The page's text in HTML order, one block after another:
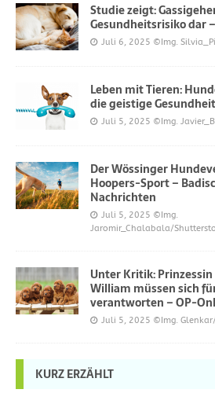
Studie zeigt:
Gesundheitsrisiko dar
Juli 6, 2025 ©Img.
Leben mit Tieren:
die geistige
Juli 5, 2025 ©Img.
Der Wössinger
Hoopers-Sport –
Nachrichten
Juli 5, 2025 ©Img.
Jaromir_Chalabala/
Unter Kritik:
William müssen sich
verantworten – OP-
Juli 5, 2025 ©Img.
KURZ ERZÄHLT